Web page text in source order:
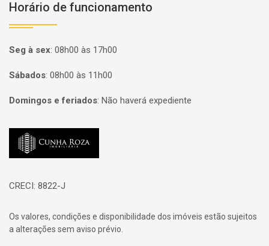
Horário de funcionamento
Seg à sex: 08h00 às 17h00
Sábados: 08h00 às 11h00
Domingos e feriados: Não haverá expediente
Página inicial
CRECI: 8822-J
Os valores, condições e disponibilidade dos imóveis estão sujeitos
a alterações sem aviso prévio.